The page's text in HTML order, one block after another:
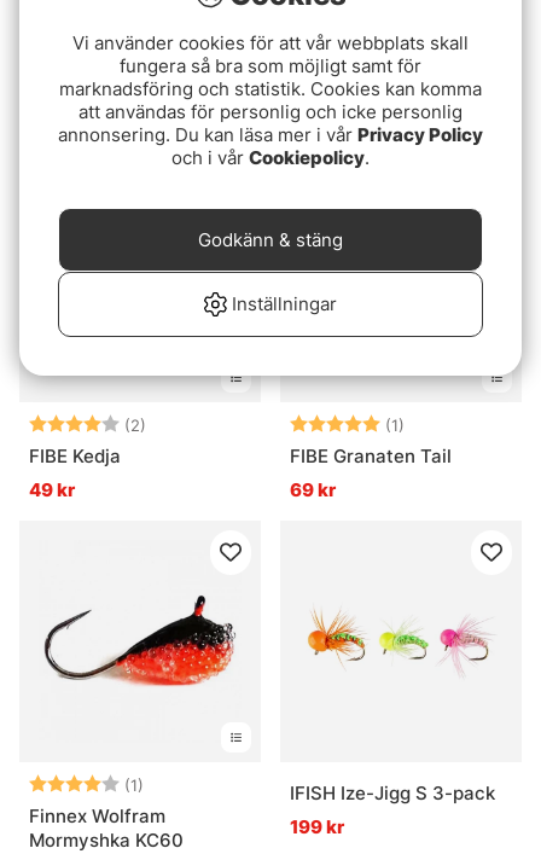
Betyg: (1)5.0 utav 5 stjärnor
Finnex Wolfram
Mormyshka B4
49 kr
Ronja 37mm, 3-pack
89 kr
Betyg: (2)
4.0 utav 5 stjärnor
FIBE Kedja
49 kr
Betyg: (1)
FIBE Granaten Tail
69 kr
Betyg: (1)
4.0 utav 5 stjärnor
Finnex Wolfram
Mormyshka KC60
IFISH Ize-Jigg S 3-pack
199 kr
Vi använder cookies för att vår webbplats skall
fungera så bra som möjligt samt för
marknadsföring och statistik. Cookies kan komma
att användas för personlig och icke personlig
annonsering. Du kan läsa mer i vår Privacy Policy
och i vår Cookiepolicy.
Inställningar
Godkänn & stäng